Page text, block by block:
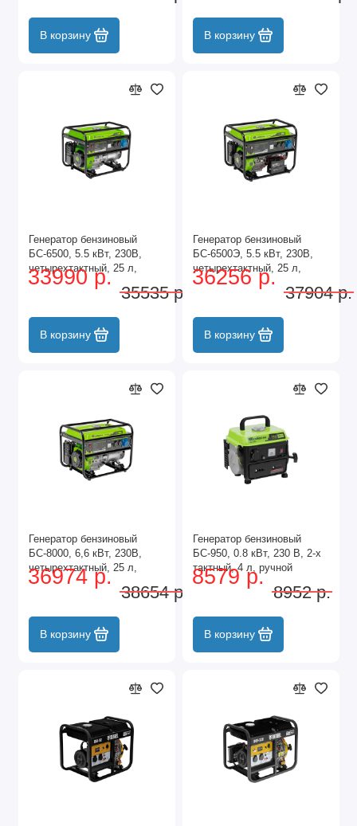
В корзину В корзину
Генератор бензиновый
БС-6500, 5.5 кВт, 230В,
четырехтактный, 25 л,
ручной стартер Сибртех
33990 р.
35535 р.
В корзину
Генератор бензиновый
БС-6500Э, 5.5 кВт, 230В,
четырехтактный, 25 л,
электростартер Сибртех
36256 р.
37904 р.
В корзину
Генератор бензиновый
БС-8000, 6,6 кВт, 230В,
четырехтактный, 25 л,
ручной стартер Сибртех
36974 р.
38654 р.
В корзину
Генератор бензиновый
БС-950, 0.8 кВт, 230 В, 2-х
тактный, 4 л, ручной
стартер Сибртех
8579 р.
8952 р.
В корзину